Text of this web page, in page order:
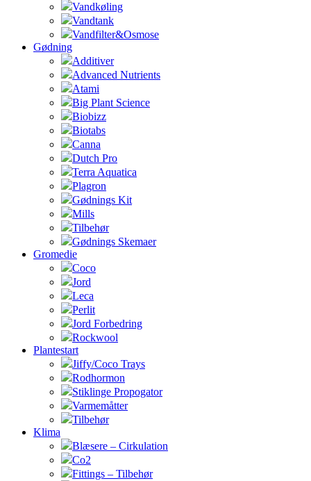
Vandkøling
Vandtank
Vandfilter&Osmose
Gødning
Additiver
Advanced Nutrients
Atami
Big Plant Science
Biobizz
Biotabs
Canna
Dutch Pro
Terra Aquatica
Plagron
Gødnings Kit
Mills
Tilbehør
Gødnings Skemaer
Gromedie
Coco
Jord
Leca
Perlit
Jord Forbedring
Rockwool
Plantestart
Jiffy/Coco Trays
Rodhormon
Stiklinge Propogator
Varmemåtter
Tilbehør
Klima
Blæsere – Cirkulation
Co2
Fittings – Tilbehør